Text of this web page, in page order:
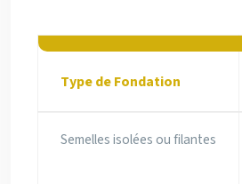
Type de Fondation
Semelles isolées ou filantes